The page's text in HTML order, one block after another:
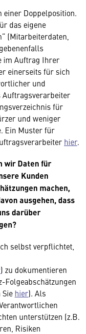
Doppelposition.
das eigene
(Mitarbeiterdaten,
im Auftrag Ihrer
einerseits für sich
und
für
und weniger
Ein Muster für
hier.
wir Daten für
Kunden
machen,
ausgehen, dass
darüber
selbst verpflichtet,
) zu dokumentieren
Folgeabschätzungen
hier). Als
unterstützen (z.B.
Risiken